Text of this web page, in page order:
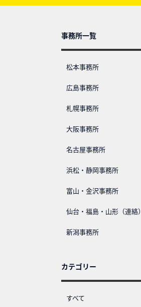
事務所一覧
松本事務所
広島事務所
札幌事務所
大阪事務所
名古屋事務所
浜松・静岡事務所
富山・金沢事務所
仙台・福島・山形（連絡
新潟事務所
カテゴリー
すべて